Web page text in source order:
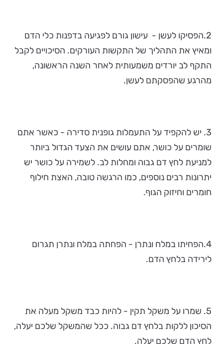
2.הפסיקו לעשן - עישון גורם לפגיעה בדפנות כלי הדם
ומאיץ את התהליך של התקשות העורקים. הסיכויים לקבל
התקף לב יורדים משמעותית לאחר השנה הראשונה,
מהרגע שהפסקתם לעשן.
3. יש להקפיד על התעמלות גופנית סדירה - כאשר אתם
שומרים על כושר, אתם עושים את הצעד הגדול ביותר
למניעת לחץ דם גבוה ומחלות לב. לשמירה על כושר יש
יתרונות רבים נוספים, כמו הרגשה טובה, האצת חילוף
חומרים וחיזוק הגוף.
4.הפחיתו במלח ונתרן - הפחתה במלח ונתרן תגרום
לירידה בלחץ הדם.
5. שמרו על משקל תקין - להיות כבד משקל מעלה את
הסיכון ללקות בלחץ דם גבוה. ככל שהמשקל שלכם יעלה,
לחץ הדם שלכם יעלה.